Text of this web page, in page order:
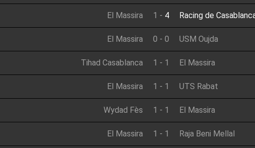
El Massira 1 - 4 Racing de
El Massira 0 - 0 USM Oujda
Tihad Casablanca 1 - 1 El Massira
El Massira 1 - 1 UTS Rabat
Wydad Fès 1 - 1 El Massira
El Massira 1 - 1 Raja Beni Mellal